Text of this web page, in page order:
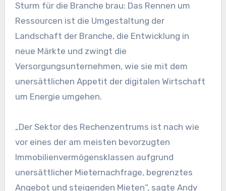
Sturm für die Branche brau: Das Rennen um
Ressourcen ist die Umgestaltung der
Landschaft der Branche, die Entwicklung in
neue Märkte und zwingt die
Versorgungsunternehmen, wie sie mit dem
unersättlichen Appetit der digitalen Wirtschaft
um Energie umgehen.
„Der Sektor des Rechenzentrums ist nach wie
vor eines der am meisten bevorzugten
Immobilienvermögensklassen aufgrund
unersättlicher Mieternachfrage, begrenztes
Angebot und steigenden Mieten“, sagte Andy